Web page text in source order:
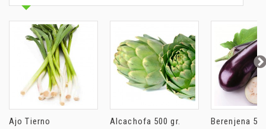
Ajo Tierno Alcachofa 500 gr. Berenjena